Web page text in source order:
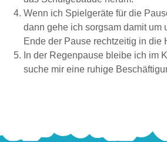
Wenn ich Spielgeräte für die
dann gehe ich sorgsam damit um
Ende der Pause rechtzeitig in die
In der Regenpause bleibe ich im
suche mir eine ruhige